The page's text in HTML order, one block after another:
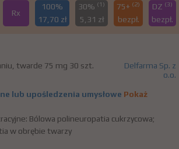
Rx
100%
17,70 zł
30% (1)
5,31 zł
75+ (2)
bezpł.
DZ (3)
bezpł.
twarde 75 mg 30 szt.
Delfarma Sp. z
o.o.
lub upośledzenia umysłowe Pokaż
Bólowa polineuropatia cukrzycowa;
w obrębie twarzy